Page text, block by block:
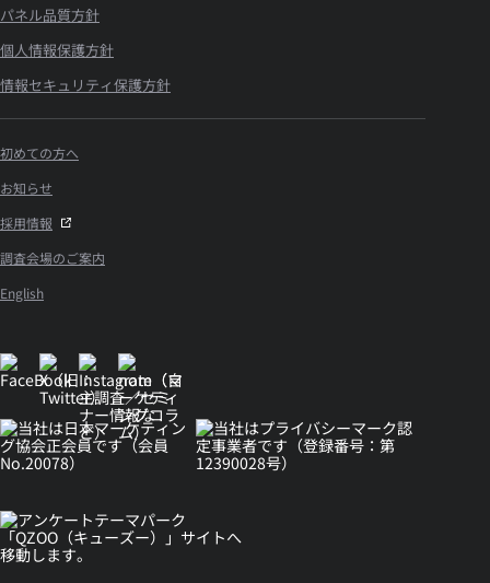
パネル品質方針
個人情報保護方針
情報セキュリティ保護方針
初めての方へ
お知らせ
採用情報
調査会場のご案内
English